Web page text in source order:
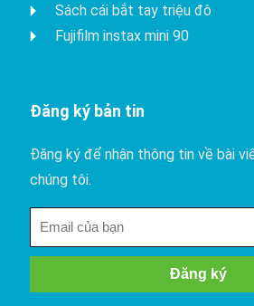
Sách cái bắt tay triệu đô
Fujifilm instax mini 90
Đăng ký bản tin
Đăng ký để nhận thông tin về bài
chúng tôi.